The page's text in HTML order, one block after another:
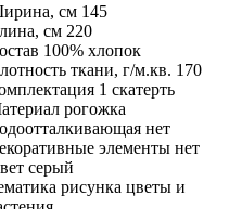
см 145
см 220
100% хлопок
ткани, г/м.кв. 170
1 скатерть
рогожка
нет
элементы нет
серый
рисунка цветы и